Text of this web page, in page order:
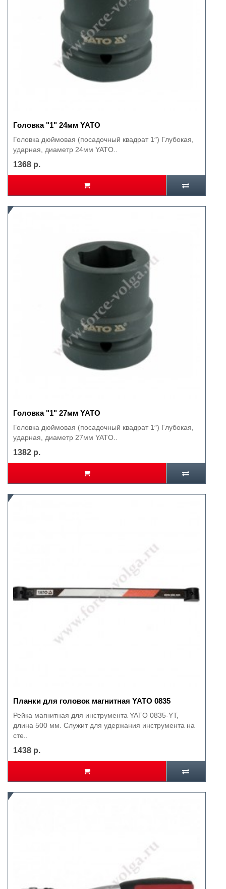
Головка "1" 24мм YATO
Головка дюймовая (посадочный квадрат 1″) Глубокая,
ударная, диаметр 24мм YATO..
1368 р.
Головка "1" 27мм YATO
Головка дюймовая (посадочный квадрат 1″) Глубокая,
ударная, диаметр 27мм YATO..
1382 р.
Планки для головок магнитная YATO 0835
Рейка магнитная для инструмента YATO 0835-YT,
длина 500 мм. Служит для удержания инструмента на
сте..
1438 р.